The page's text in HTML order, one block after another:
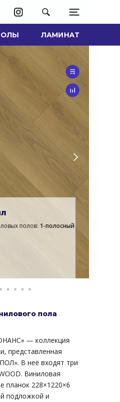
ЛАМИНАТ
полов: 1-полосный
пола
— коллекция
представленная
В неё входят три
Виниловая
планок 228×1220×6
подложкой и